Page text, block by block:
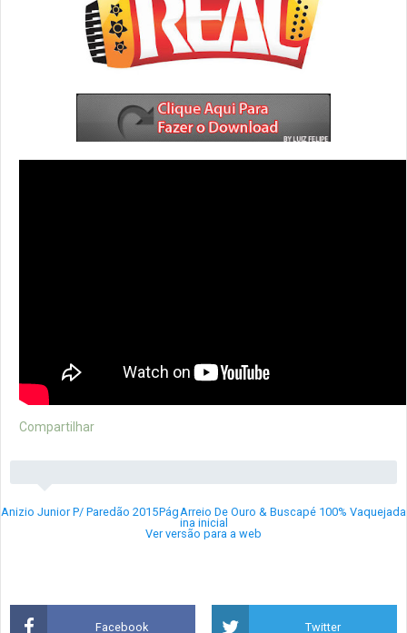
Compartilhar
Anizio Junior P/ Paredão 2015 Arreio De Ouro & Buscapé 100% Vaquejada
Pág
ina inicial
Ver versão para a web
Facebook Twitter